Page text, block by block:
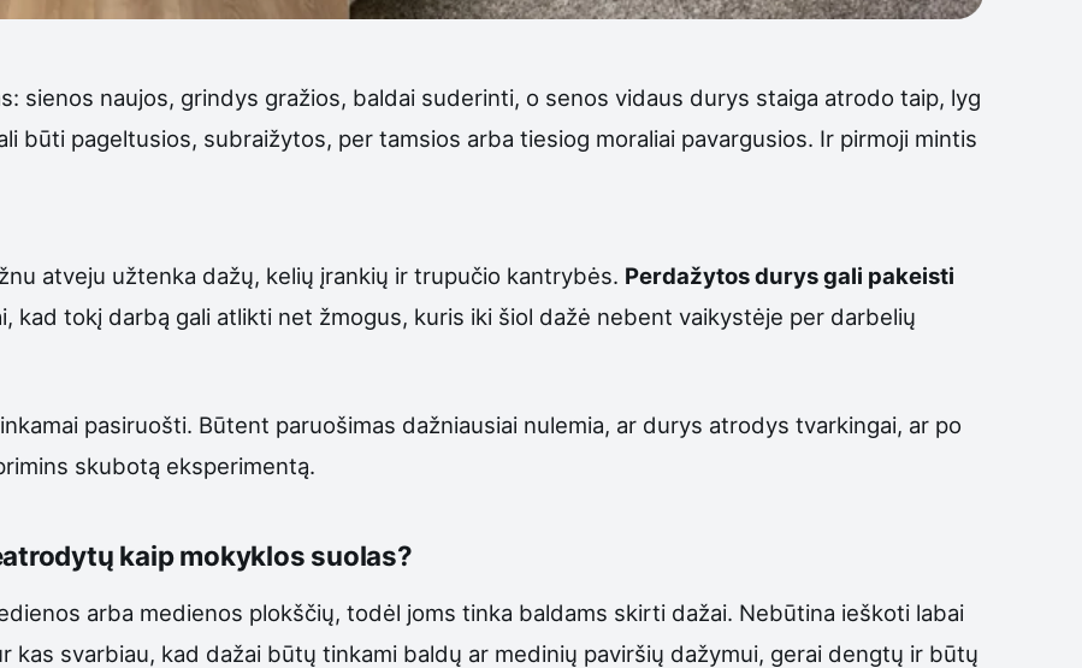
sienos naujos, grindys gražios, baldai suderinti, o senos vidaus durys staiga atrodo taip, lyg
būti pageltusios, subraižytos, per tamsios arba tiesiog moraliai pavargusios. Ir pirmoji mintis
atveju užtenka dažų, kelių įrankių ir trupučio kantrybės. Perdažytos durys gali pakeisti
kad tokį darbą gali atlikti net žmogus, kuris iki šiol dažė nebent vaikystėje per darbelių
pasiruošti. Būtent paruošimas dažniausiai nulemia, ar durys atrodys tvarkingai, ar po
skubotą eksperimentą.
kaip mokyklos suolas?
arba medienos plokščių, todėl joms tinka baldams skirti dažai. Nebūtina ieškoti labai
kas svarbiau, kad dažai būtų tinkami baldų ar medinių paviršių dažymui, gerai dengtų ir būtų